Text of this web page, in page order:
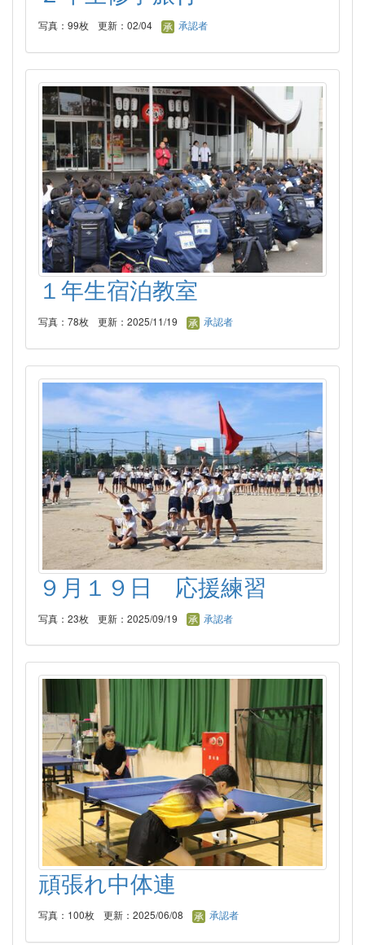
写真：99枚 更新：02/04 承認者
１年生宿泊教室
写真：78枚 更新：2025/11/19 承認者
９月１９日 応援練習
写真：23枚 更新：2025/09/19 承認者
頑張れ中体連
写真：100枚 更新：2025/06/08 承認者